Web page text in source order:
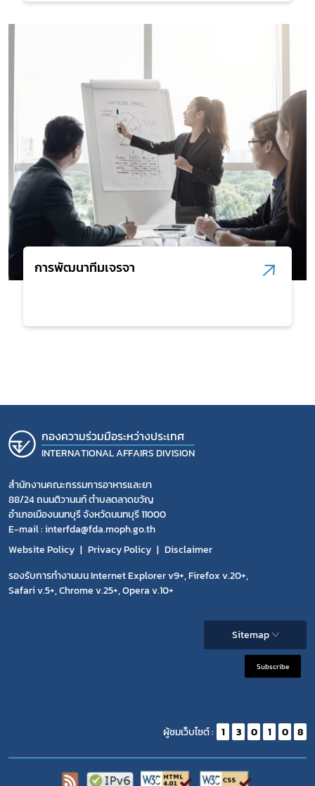
การพัฒนาทีมเจรจา
กองความร่วมมือระหว่างประเทศ
INTERNATIONAL AFFAIRS DIVISION
สำนักงานคณะกรรมการอาหารและยา
88/24 ถนนติวานนท์ ตำบลตลาดขวัญ
อำเภอเมืองนนทบุรี จังหวัดนนทบุรี 11000
E-mail : interfda@fda.moph.go.th
Website Policy
Privacy Policy
Disclaimer
รองรับการทำงานบน Internet Explorer v9+, Firefox v.20+,
Safari v.5+, Chrome v.25+, Opera v.10+
Sitemap
Subscribe
ผู้ชมเว็บไซต์ : 1 3 0 1 0 8